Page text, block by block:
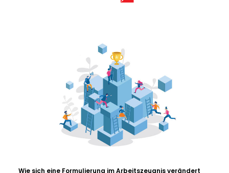
Wie sich eine Formulierung im Arbeitszeugnis verändert